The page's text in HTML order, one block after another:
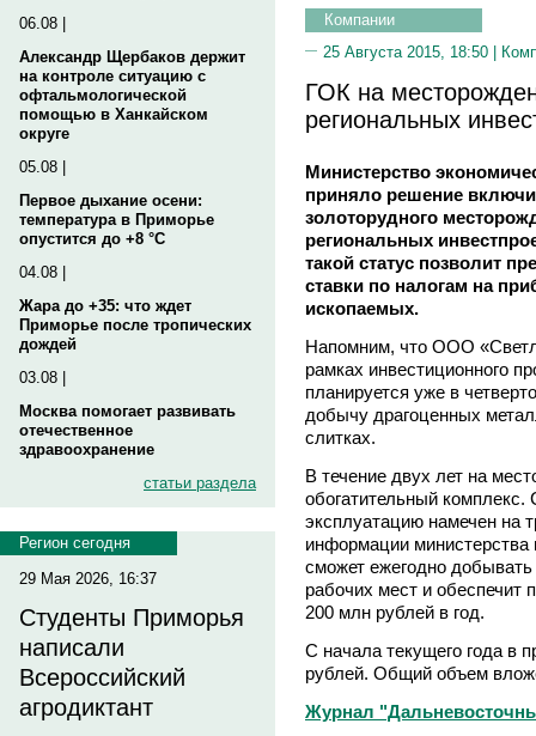
06.08 |
Александр Щербаков держит
на контроле ситуацию с
офтальмологической
помощью в Ханкайском
округе
05.08 |
Первое дыхание осени:
температура в Приморье
опустится до +8 °C
04.08 |
Жара до +35: что ждет
Приморье после тропических
дождей
03.08 |
Москва помогает развивать
отечественное
здравоохранение
статьи раздела
Регион сегодня
29 Мая 2026, 16:37
Студенты Приморья
написали
Всероссийский
агродиктант
Компании
25 Августа 2015, 18:50 |
ГОК на
региональных
Министерство
приняло решение
золоторудного
региональных
такой статус позволит
ставки по налогам на
ископаемых.
Напомним, что ООО
рамках инвестиционного
планируется уже в
добычу драгоценных
слитках.
В течение двух лет на
обогатительный
эксплуатацию намечен на
информации министерства
сможет ежегодно
рабочих мест и обеспечит
200 млн рублей в год.
С начала текущего года в
рублей. Общий объем
Журнал